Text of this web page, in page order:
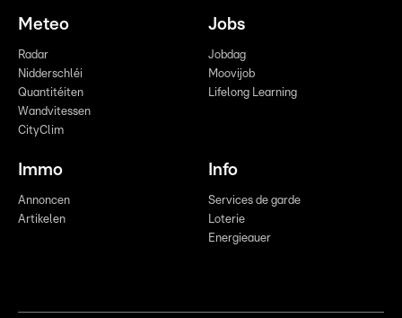
Meteo
Radar
Nidderschléi
Quantitéiten
Wandvitessen
CityClim
Jobs
Jobdag
Moovijob
Lifelong Learning
Immo
Annoncen
Artikelen
Info
Services de garde
Loterie
Energieauer